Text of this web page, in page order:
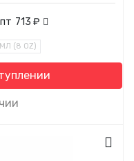
713 ₽
(8 OZ)